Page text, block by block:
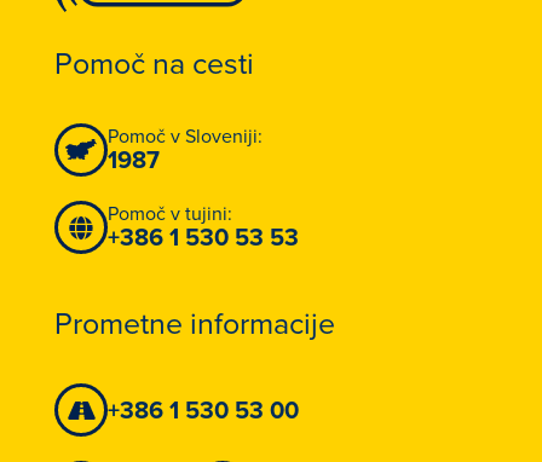
Pomoč na cesti
Pomoč v Sloveniji:
1987
Pomoč v tujini:
+386 1 530 53 53
Prometne informacije
+386 1 530 53 00